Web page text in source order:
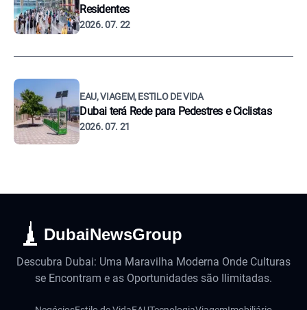
Residentes
2026. 07. 22
EAU, VIAGEM, ESTILO DE VIDA
Dubai terá Rede para Pedestres e Ciclistas
2026. 07. 21
DubaiNewsGroup
Descubra Dubai: Uma Maravilha Moderna Onde Culturas
se Encontram e as Oportunidades são Ilimitadas.